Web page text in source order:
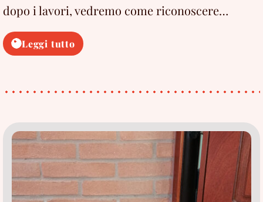
dopo i lavori, vedremo come riconoscere…
Leggi tuttoRistrutturazione
di
umida:
come
procedere?